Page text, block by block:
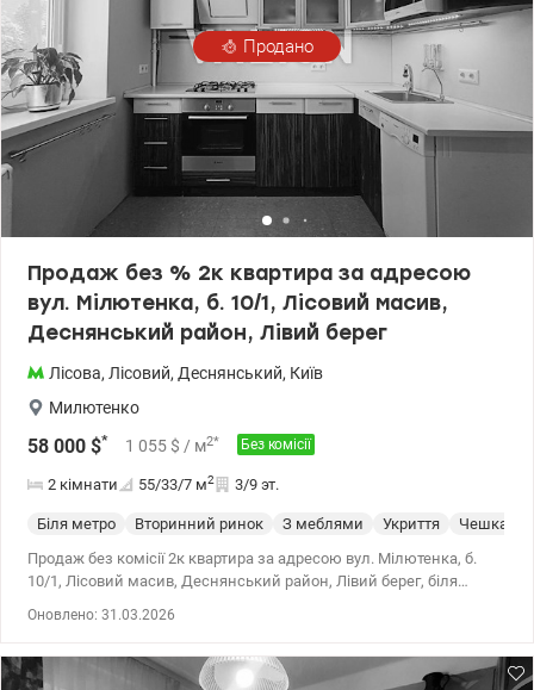
Продано
Продаж без % 2к квартира за адресою
вул. Мілютенка, б. 10/1, Лісовий масив,
Деснянський район, Лівий берег
Лісова, Лісовий, Деснянський, Київ
Милютенко
58 000 $* 1 055 $ / м2* Без комісії
2 кімнати 55/33/7 м2 3/9 эт.
Біля метро Вторинний ринок З меблями Укриття Чешка
Продаж без комісії 2к квартира за адресою вул. Мілютенка, б.
10/1, Лісовий масив, Деснянський район, Лівий берег, біля
двостороннє, санвузол роздільний. З ремонтом. Стан
Оновлено: 31.03.2026